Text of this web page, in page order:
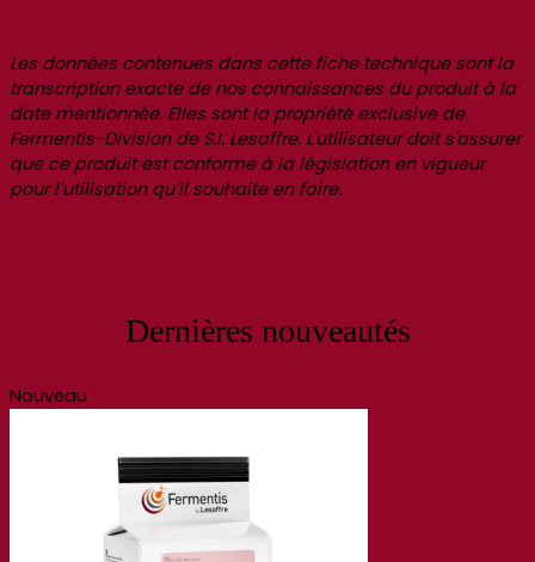
Les données contenues dans cette fiche technique sont la
transcription exacte de nos connaissances du produit à la
date mentionnée. Elles sont la propriété exclusive de
Fermentis-Division de S.I. Lesaffre. L'utilisateur doit s'assurer
que ce produit est conforme à la législation en vigueur
pour l’utilisation qu’il souhaite en faire.
Dernières nouveautés
Nouveau